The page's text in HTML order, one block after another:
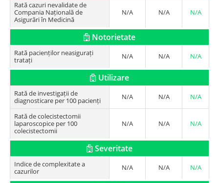
Rată cazuri nevalidate de
Compania Națională de
Asigurări în Medicină
N/A N/A N/A
Notorietate
Rată pacienților neasigurați
tratați
N/A N/A N/A
Utilizare
Rată de investigații de
diagnosticare per 100 pacienți
N/A N/A N/A
Rată de colecistectomii
laparoscopice per 100
colecistectomii
N/A N/A N/A
Severitate
Indice de complexitate a
cazurilor
N/A N/A N/A